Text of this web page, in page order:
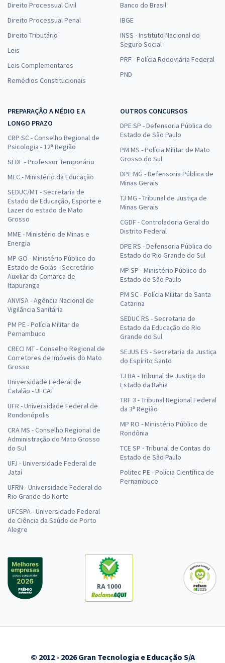
Direito Processual Civil
Direito Processual Penal
Direito Tributário
Leis
Leis Complementares
Remédios Constitucionais
Banco do Brasil
IBGE
INSS - Instituto Nacional do
Seguro Social
PRF - Polícia Rodoviária Federal
PND
PREPARAÇÃO A MÉDIO E A
LONGO PRAZO
CRP SC - Conselho Regional de
Psicologia - 12ª Região
SEDF - Professor Temporário
MEC - Ministério da Educação
SEDUC/MT - Secretaria de
Estado de Educação, Esporte e
Lazer do estado de Mato
Grosso
MME - Ministério de Minas e
Energia
MP GO - Ministério Público do
Estado de Goiás - Secretário
Auxiliar da Comarca de
Itapuranga
ANVISA - Agência Nacional de
Vigilância Sanitária
PM PE - Polícia Militar de
Pernambuco
CRECI MT - Conselho Regional de
Corretores de Imóveis do Mato
Grosso
Universidade Federal de
Catalão - UFCAT
UFR - Universidade Federal de
Rondonópolis
CRA MS - Conselho Regional de
Administração do Mato Grosso
do Sul
UFJ - Universidade Federal de
Jataí
UFRN - Universidade Federal do
Rio Grande do Norte
UFCSPA - Universidade Federal
de Ciência da Saúde de Porto
Alegre
OUTROS CONCURSOS
DPE SP - Defensoria Pública do
Estado de São Paulo
PM MS - Polícia Militar de Mato
Grosso do Sul
DPE MG - Defensoria Pública de
Minas Gerais
TJ MG - Tribunal de Justiça de
Minas Gerais
CGDF - Controladoria Geral do
Distrito Federal
DPE RS - Defensoria Pública do
Estado do Rio Grande do Sul
MP SP - Ministério Público do
Estado de São Paulo
PM SC - Polícia Militar de Santa
Catarina
SEDUC RS - Secretaria de
Estado da Educação do Rio
Grande do Sul
SEJUS ES - Secretaria da Justiça
do Espírito Santo
TJ BA - Tribunal de Justiça do
Estado da Bahia
TRF 3 - Tribunal Regional Federal
da 3ª Região
MP RO - Ministério Público de
Rondônia
TCE SP - Tribunal de Contas do
Estado de São Paulo
Politec PE - Polícia Científica de
Pernambuco
RA 1000
© 2012 - 2026 Gran Tecnologia e Educação S/A